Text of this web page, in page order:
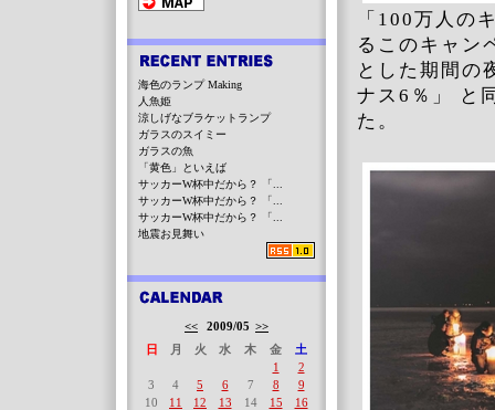
「100万人の
るこのキャン
とした期間の
ナス6％」 と
た。
海色のランプ Making
人魚姫
涼しげなブラケットランプ
ガラスのスイミー
ガラスの魚
「黄色」といえば
サッカーW杯中だから？ 「...
サッカーW杯中だから？ 「...
サッカーW杯中だから？ 「...
地震お見舞い
<< 2009/05 >>
日
月 火 水 木 金
土
1
2
3
4 5 6 7 8
9
10
11 12 13 14 15
16